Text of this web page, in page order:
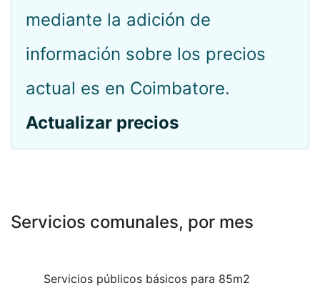
mediante la adición de
información sobre los precios
actual es en Coimbatore.
Actualizar precios
Servicios comunales, por mes
Servicios públicos básicos para 85m2